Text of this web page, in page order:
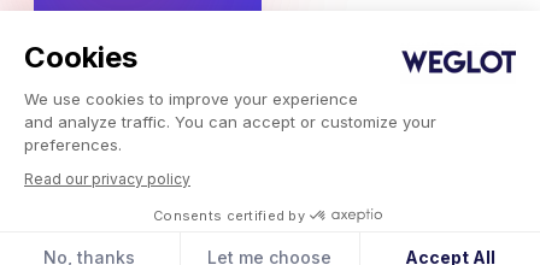
Cookies
We use cookies to improve your experience
and analyze traffic. You can accept or customize your
preferences.
Read our privacy policy
Consents certified by
No, thanks Let me choose Accept All
Weglot 2026, 번역 서비스.
저작권 © 2026 Weglot 권리 보유.